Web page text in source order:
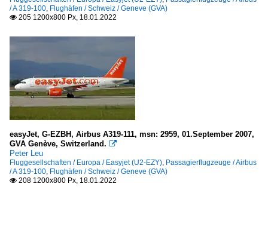
/ A 319-100, Flughäfen / Schweiz / Geneve (GVA)
 205 1200x800 Px, 18.01.2022
easyJet, G-EZBH, Airbus A319-111, msn: 2959, 01.September 2007,
GVA Genève, Switzerland. 
Peter Leu
Fluggesellschaften / Europa / Easyjet (U2-EZY), Passagierflugzeuge / Airbus
/ A 319-100, Flughäfen / Schweiz / Geneve (GVA)
 208 1200x800 Px, 18.01.2022